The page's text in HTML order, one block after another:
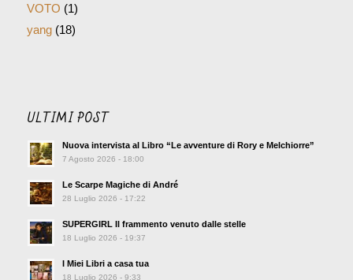
VOTO (1)
yang(18)
ULTIMI POST
Nuova intervista al Libro “Le avventure di Rory e Melchiorre”
7 Agosto 2026 - 18:00
Le Scarpe Magiche di André
28 Luglio 2026 - 17:22
SUPERGIRL Il frammento venuto dalle stelle
18 Luglio 2026 - 19:37
I Miei Libri a casa tua
18 Luglio 2026 - 9:33